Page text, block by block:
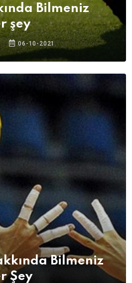
Bilmeniz
şey
06-10-2021
Bilmeniz
Şey